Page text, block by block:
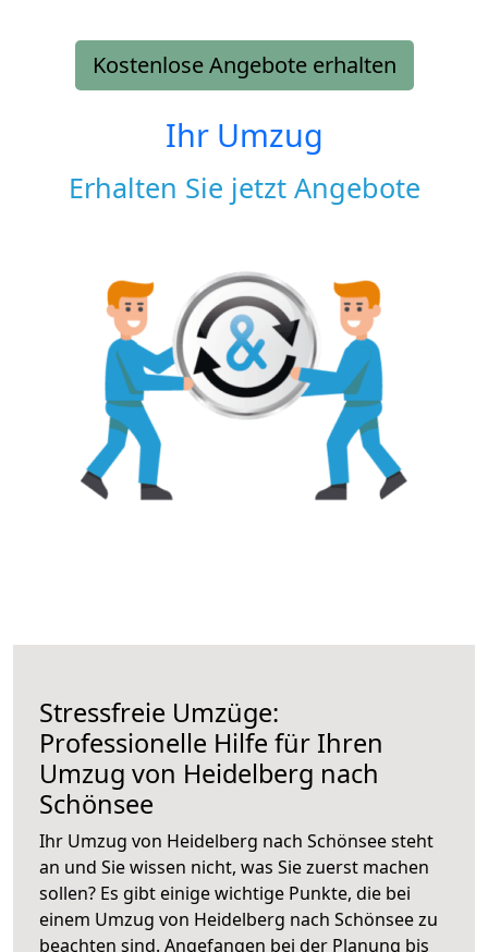
Kostenlose Angebote erhalten
Ihr Umzug
Erhalten Sie jetzt Angebote
Stressfreie Umzüge:
Professionelle Hilfe für Ihren
Umzug von Heidelberg nach
Schönsee
Ihr Umzug von Heidelberg nach Schönsee steht
an und Sie wissen nicht, was Sie zuerst machen
sollen? Es gibt einige wichtige Punkte, die bei
einem Umzug von Heidelberg nach Schönsee zu
beachten sind. Angefangen bei der Planung bis